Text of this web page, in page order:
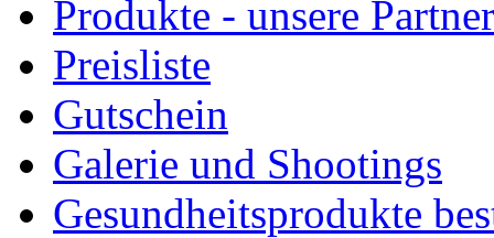
Produkte - unsere Partner
Preisliste
Gutschein
Galerie und Shootings
Gesundheitsprodukte